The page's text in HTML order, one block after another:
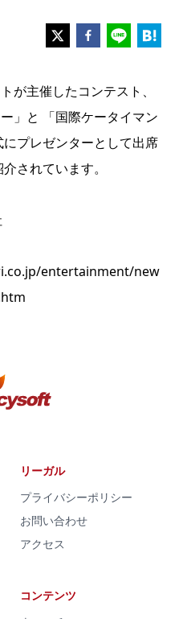
が主催したコンテスト、
」と 「国際ケータイマン
プレゼンターとして出席
されています。
entertainment/new
リーガル
プライバシーポリシー
お問い合わせ
アクセス
コンテンツ